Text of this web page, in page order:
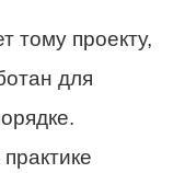
тому проекту,
для